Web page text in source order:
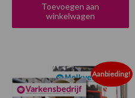
Toevoegen aan
winkelwagen
Aanbieding!